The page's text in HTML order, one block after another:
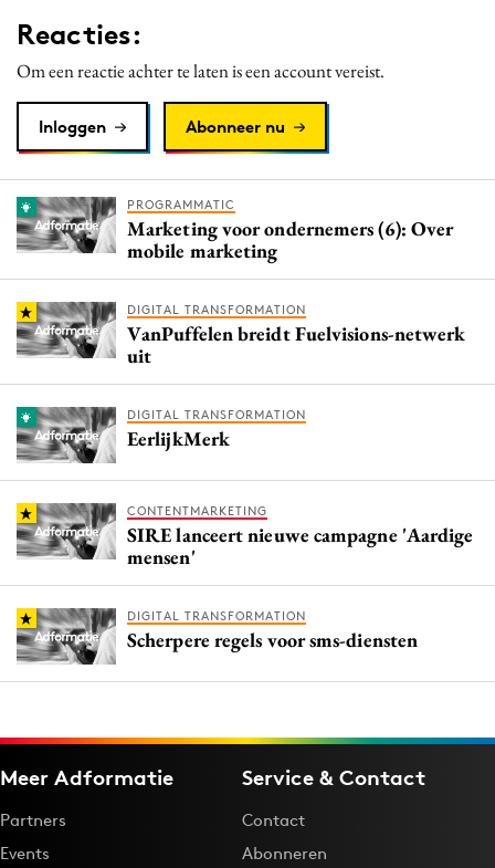
Media
Programmatic
Purpose Marketing
Reputatie & crisis
Reacties:
Om een reactie achter te laten is een account vereist.
Inloggen Abonneer nu
PROGRAMMATIC
Marketing voor ondernemers (6): Over
mobile marketing
DIGITAL TRANSFORMATION
VanPuffelen breidt Fuelvisions-netwerk
uit
DIGITAL TRANSFORMATION
EerlijkMerk
CONTENTMARKETING
SIRE lanceert nieuwe campagne 'Aardige
mensen'
DIGITAL TRANSFORMATION
Scherpere regels voor sms-diensten
Meer Adformatie
Partners
Events
Service & Contact
Contact
Abonneren